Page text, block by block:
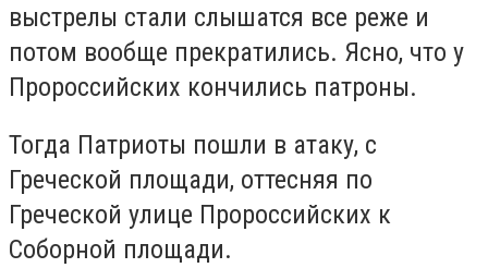
выстрелы стали слышатся все реже и
потом вообще прекратились. Ясно, что у
Пророссийских кончились патроны.
Тогда Патриоты пошли в атаку, с
Греческой площади, оттесняя по
Греческой улице Пророссийских к
Соборной площади.